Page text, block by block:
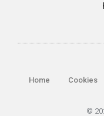
Home Cookies
©